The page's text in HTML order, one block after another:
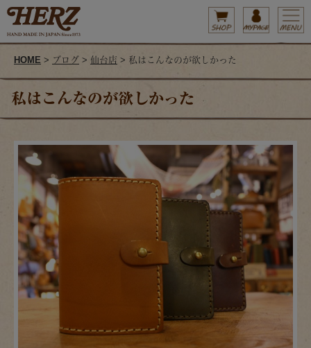
HOME > ブログ > 仙台店 > 私はこんなのが欲しかった
私はこんなのが欲しかった